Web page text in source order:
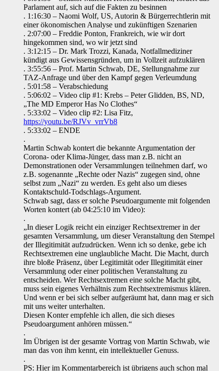
Parlament auf, sich auf die Fakten zu besinnen
. 1:16:30 – Naomi Wolf, US, Autorin & Bürgerrechtlerin mit
einer ökonomischen Analyse und zukünftigen Szenarien
. 2:07:00 – Freddie Ponton, Frankreich, ️wie wir dort
hingekommen sind, wo wir jetzt sind
. 3:12:15 – Dr. Mark Trozzi, Kanada, Notfallmediziner
kündigt aus Gewissensgründen, um in Vollzeit aufzuklären
. 3:55:56 – Prof. Martin Schwab, DE, Stellungnahme zur
TAZ-Anfrage und über den Kampf gegen Verleumdung
. 5:01:58 – Verabschiedung
. 5:06:02 – Video clip #1: Krebs – Peter Glidden, BS, ND,
„The MD Emperor Has No Clothes“
. 5:33:02 – Video clip #2: Lisa Fitz,
https://youtu.be/RJVv_vrrVb8
. 5:33:02 – ENDE
.
Martin Schwab kontert die bekannte Argumentation der
Corona- oder Klima-Jünger, dass man z.B. nicht an
Demonstrationen oder Versammlungen teilnehmen darf, wo
z.B. sogenannte „Rechte oder Nazis“ zugegen sind, ohne
selbst zum „Nazi“ zu werden. Es geht also um dieses
Kontaktschuld-Todschlags-Argument.
Schwab sagt, dass er solche Pseudoargumente mit folgenden
Worten kontert (ab 04:25:10 im Video):
.
„In dieser Logik reicht ein einziger Rechtsextremer in der
gesamten Versammlung, um dieser Veranstaltung den Stempel
der Illegitimität aufzudrücken. Wenn ich so denke, gebe ich
Rechtsextremen eine unglaubliche Macht. Die Macht, durch
ihre bloße Präsenz, über Legitimität oder Illegitimität einer
Versammlung oder einer politischen Veranstaltung zu
entscheiden. Wer Rechtsextremen eine solche Macht gibt,
muss sein eigenes Verhältnis zum Rechtsextremismus klären.
Und wenn er bei sich selber aufgeräumt hat, dann mag er sich
mit uns weiter unterhalten.
Diesen Konter empfehle ich allen, die sich dieses
Pseudoargument anhören müssen.“
.
Im Übrigen ist der gesamte Vortrag von Martin Schwab, wie
man das von ihm kennt, ein intellektueller Genuss.
.
PS: Hier im Kommentarbereich ist übrigens auch schon mal